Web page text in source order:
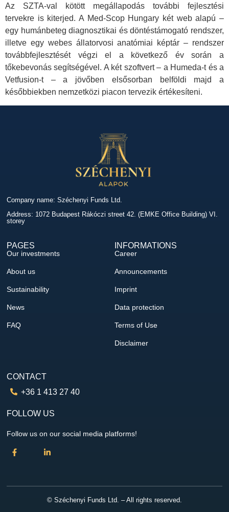
Az SZTA-val kötött megállapodás további fejlesztési
tervekre is kiterjed. A Med-Scop Hungary két web alapú –
egy humánbeteg diagnosztikai és döntéstámogató rendszer,
illetve egy webes állatorvosi anatómiai képtár – rendszer
továbbfejlesztését végzi el a következő év során a
tőkebevonás segítségével. A két szoftvert – a Humeda-t és a
Vetfusion-t – a jövőben elsősorban belföldi majd a
későbbiekben nemzetközi piacon tervezik értékesíteni.
Company name: Széchenyi Funds Ltd.
Address: 1072 Budapest Rákóczi street 42. (EMKE Office Building) VI.
storey
PAGES
Our investments
About us
Sustainability
News
FAQ
INFORMATIONS
Career
Announcements
Imprint
Data protection
Terms of Use
Disclaimer
CONTACT
+36 1 413 27 40
FOLLOW US
Follow us on our social media platforms!
© Széchenyi Funds Ltd. – All rights reserved.